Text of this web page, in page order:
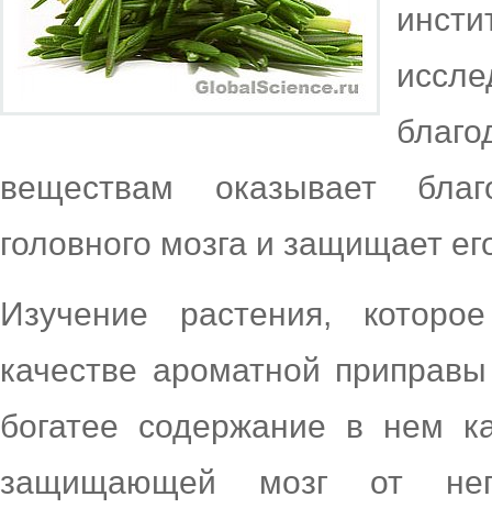
веществам оказывает
головного мозга и защищает
Изучение растения,
качестве ароматной
богатее содержание в нем
защищающей мозг от